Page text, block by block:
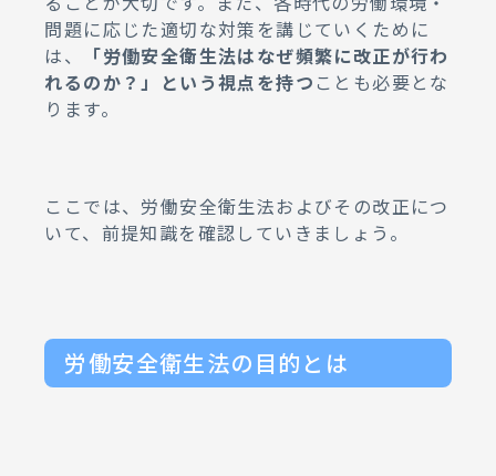
問題に応じた適切な対策を講じていくために
は、
「労働安全衛生法はなぜ頻繁に改正が行わ
れるのか？」という視点を持つ ことも必要とな
ります。
ここでは、労働安全衛生法およびその改正につ
いて、前提知識を確認していきましょう。
労働安全衛生法の目的とは